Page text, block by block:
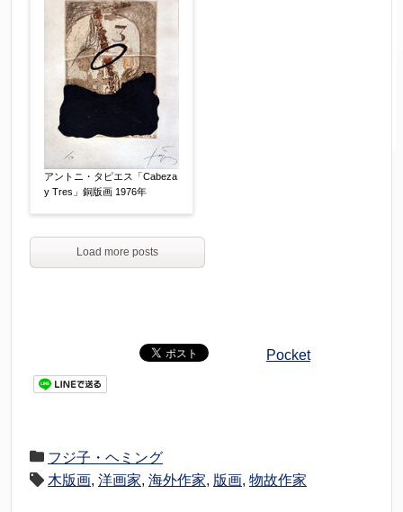
アントニ・タピエス「Cabeza
y Tres」銅版画 1976年
Load more posts
Pocket
フジ子・ヘミング
木版画, 洋画家, 海外作家, 版画, 物故作家